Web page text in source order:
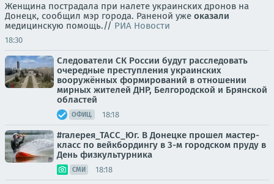
Женщина пострадала при налете украинских дронов на
Донецк, сообщил мэр города. Раненой уже оказали
медицинскую помощь.// РИА Новости
18:30
Следователи СК России будут расследовать
очередные преступления украинских
вооружённых формирований в отношении
мирных жителей ДНР, Белгородской и Брянской
областей
ОФИЦ. 18:18
#галерея_ТАСС_Юг. В Донецке прошел мастер-
класс по вейкбордингу в 3-м городском пруду в
День физкультурника
СМИ 18:18